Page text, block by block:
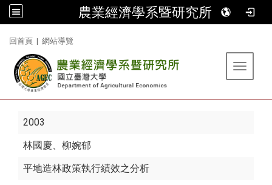
農業經濟學系暨研究所
回首頁 | 網站導覽
Toggle
2003
林國慶、柳婉郁
平地造林政策執行績效之分析